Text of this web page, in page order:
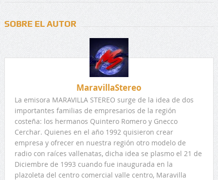
SOBRE EL AUTOR
MaravillaStereo
La emisora MARAVILLA STEREO surge de la idea de dos
importantes familias de empresarios de la región
costeña: los hermanos Quintero Romero y Gnecco
Cerchar. Quienes en el año 1992 quisieron crear
empresa y ofrecer en nuestra región otro modelo de
radio con raíces vallenatas, dicha idea se plasmo el 21 de
Diciembre de 1993 cuando fue inaugurada en la
plazoleta del centro comercial valle centro, Maravilla